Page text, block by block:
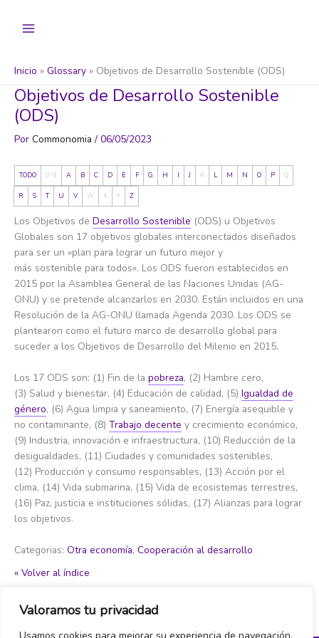
Valoramos tu privacidad
Inicio Glossary Objetivos de Desarrollo Sostenible (ODS)
Objetivos de Desarrollo Sostenible
(ODS)
Por Commonomia / 06/05/2023
TODO 0-9 A B C D E F G H J K L M N O P Q
R S T U V W X Y Z
Los Objetivos de Desarrollo Sostenible (ODS) u Objetivos
Globales son 17 objetivos globales interconectados diseñados
para ser un «plan para lograr un futuro mejor y
más sostenible para todos».​ Los ODS fueron establecidos en
2015 por la Asamblea General de las Naciones Unidas (AG-
ONU) y se pretende alcanzarlos en 2030. Están incluidos en una
Resolución de la AG-ONU llamada Agenda 2030. Los ODS se
plantearon como el futuro marco de desarrollo global para
suceder a los Objetivos de Desarrollo del Milenio en 2015.
Los 17 ODS son: (1) Fin de la pobreza, (2) Hambre cero,
(3) Salud y bienestar, (4) Educación de calidad, (5) Igualdad de
género, (6) Agua limpia y saneamiento, (7) Energía asequible y
no contaminante, (8) Trabajo decente y crecimiento económico,
(9) Industria, innovación e infraestructura, (10) Reducción de la
desigualdades, (11) Ciudades y comunidades sostenibles,
(12) Producción y consumo responsables, (13) Acción por el
clima, (14) Vida submarina, (15) Vida de ecosistemas terrestres,
(16) Paz, justicia e instituciones sólidas, (17) Alianzas para lograr
los objetivos.
Categorias: Otra economía, Cooperación al desarrollo
« Volver al índice